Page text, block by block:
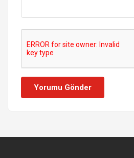
Yorumu Gönder